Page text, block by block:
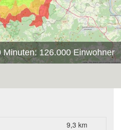
Minuten: 126.000 Einwohner
9,3 km